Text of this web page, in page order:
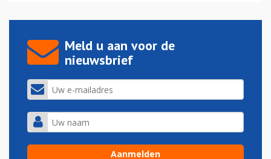
Meld u aan voor de
nieuwsbrief